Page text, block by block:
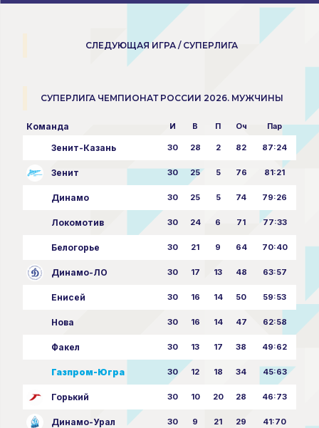
СЛЕДУЮЩАЯ ИГРА / СУПЕРЛИГА
СУПЕРЛИГА ЧЕМПИОНАТ РОССИИ 2026. МУЖЧИНЫ
Команда И В П Оч Пар
Зенит-Казань 30 28 2 82 87:24
Зенит 30 25 5 76 81:21
Динамо 30 25 5 74 79:26
Локомотив 30 24 6 71 77:33
Белогорье 30 21 9 64 70:40
Динамо-ЛО 30 17 13 48 63:57
Енисей 30 16 14 50 59:53
Нова 30 16 14 47 62:58
Факел 30 13 17 38 49:62
Газпром-Югра 30 12 18 34 45:63
Горький 30 10 20 28 46:73
Динамо-Урал 30 9 21 29 41:70